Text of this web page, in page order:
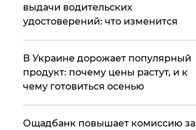
выдачи водительских
удостоверений: что изменится
В Украине дорожает популярный
продукт: почему цены растут, и к
чему готовиться осенью
​Ощадбанк повышает комиссию за